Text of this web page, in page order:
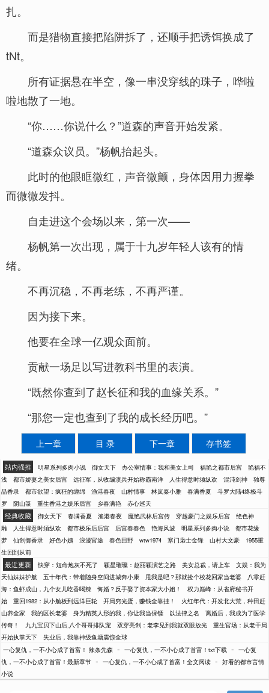
扎。
而是猎物直接把陷阱拆了，还顺手把诱饵换成了
tNt。
所有证据悬在半空，像一串没穿线的珠子，哗啦
啦地散了一地。
“你……你说什么？”道森的声音开始发紧。
“道森众议员。”杨帆抬起头。
此时的他眼眶微红，声音微颤，身体因用力握拳
而微微发抖。
自走进这个会场以来，第一次——
杨帆第一次出现，属于十九岁年轻人该有的情
绪。
不再沉稳，不再老练，不再严谨。
因为接下来。
他要在全球一亿观众面前。
贡献一场足以写进教科书里的表演。
“既然你查到了赵长征和我的血缘关系。”
“那您一定也查到了我的成长经历吧。”
上一章 目 录 下一章 存书签
站内强推 明星系列多肉小说 御女天下 办公室情事：我和美女上司 福艳之都市后宫
艳福不
浅
都市娇妻之美女后宫 远征军，从收编溃兵开始称霸南洋 人生得意时须纵欢 混沌剑神
独尊
品香录
都市欲望：疯狂的缠绵 渔港春夜 山村情事 林岚秦小雅 春满香夏
斗罗大陆4终极斗
罗
阴山箓 重生香港之娱乐后宫 乡春满艳 赤心巡天
经典收藏 御女天下 春满香夏 渔港春夜 魔艳武林后宫传 穿越豪门之娱乐后宫
绝色神
雕
人生得意时须纵欢 都市极乐后后宫 后宫春春色 艳海风波 明星系列多肉小说
都市花缘
梦
仙剑御香录 好色小姨 浪漫官途 春色田野 wtw1974 寒门枭士金锋 山村大文豪
1955重
生回到从前
最近更新 快穿：短命炮灰不死了 颖星璀璨：赵丽颖演艺之路 美女总裁，请上车
文娱：我为
天仙妹妹护航
五十年代：带着随身空间进城奔小康 甩我是吧？那就捡个校花回家当老婆
八零赶
海：鱼虾成山，九个女儿吃香喝辣
悔婚？反手娶了资本家大小姐！
权力巅峰：从省府秘书开
始
重回1982：从小舢板到远洋巨轮 开局穷光蛋，赚钱全靠挂！
火红年代：开发北大荒，种田赶
山养全家
我的区长老婆 身为精英人形的我，你让我当保镖 以法律之名
离婚后，我成为了医学
传奇！
九九宝贝下山后,八个哥哥排队宠 双穿亮剑：老李见到我就双眼放光
重生官场：从老干局
开始执掌天下
失业后，我靠神级鱼塘震惊全球
一心复仇，一不小心成了首富！ 辣条先森 - 一心复仇，一不小心成了首富！txt下载 - 一心复
仇，一不小心成了首富！最新章节 - 一心复仇，一不小心成了首富！全文阅读 - 好看的都市言情
小说